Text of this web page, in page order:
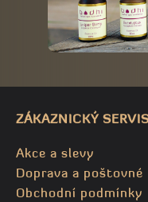
ZÁKAZNICKÝ
Akce a slevy
Doprava a poštovné
Obchodní podmínky